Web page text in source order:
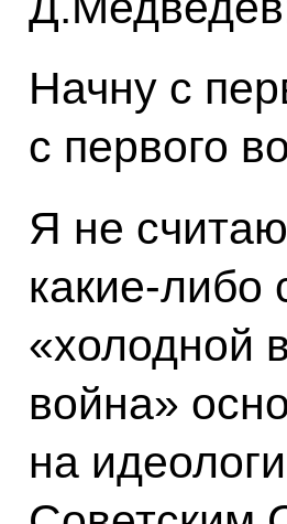
Начну с
с первого
Я не
«холодной
война»
на